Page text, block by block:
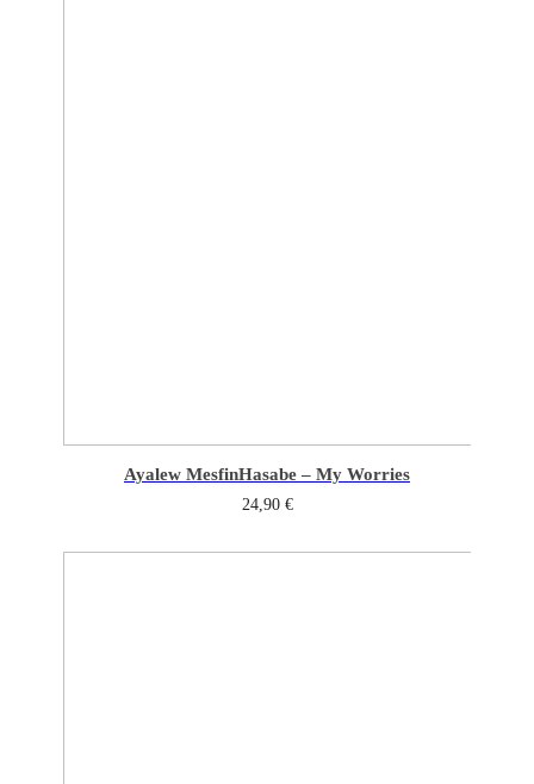
Ayalew MesfinHasabe – My Worries
24,90 €